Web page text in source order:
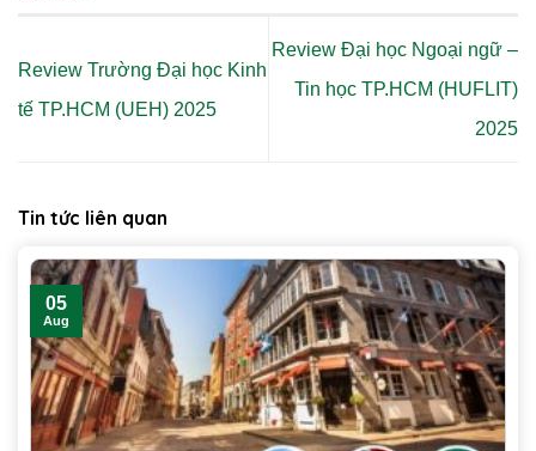
Review Trường Đại học Kinh
tế TP.HCM (UEH) 2025
Review Đại học Ngoại ngữ –
Tin học TP.HCM (HUFLIT)
2025
Tin tức liên quan
05
Aug